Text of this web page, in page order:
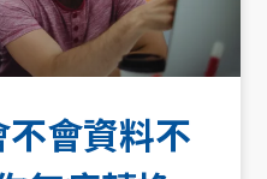
會資料不